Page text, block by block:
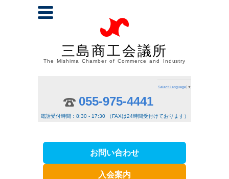
三島商工会議所
The Mishima Chamber of Commerce and Industry
Select Language ▼
055-975-4441
電話受付時間：8:30 - 17:30 （FAXは24時間受付けております）
お問い合わせ
入会案内